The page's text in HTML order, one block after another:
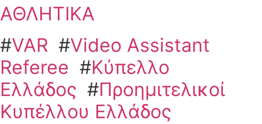
ΑΘΛΗΤΙΚΑ
#VAR #Video Assistant
Referee #Κύπελλο
Ελλάδος #Προημιτελικοί
Κυπέλλου Ελλάδος